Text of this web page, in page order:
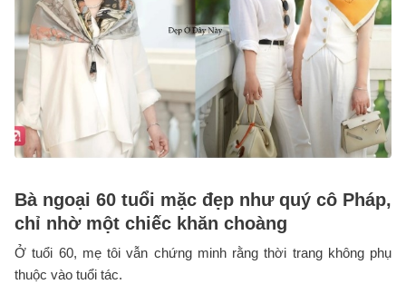
Bà ngoại 60 tuổi mặc đẹp như quý cô Pháp,
chỉ nhờ một chiếc khăn choàng
Ở tuổi 60, mẹ tôi vẫn chứng minh rằng thời trang không phụ
thuộc vào tuổi tác.